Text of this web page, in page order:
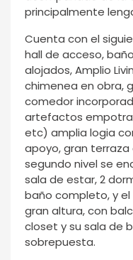
principalmente
Cuenta con el
hall de acceso,
alojados, Amplio
chimenea en obra,
comedor
artefactos
etc) amplia logia
apoyo, gran terraza
segundo nivel se
sala de estar, 2
baño completo, y
gran altura, con
closet y su sala de
sobrepuesta.